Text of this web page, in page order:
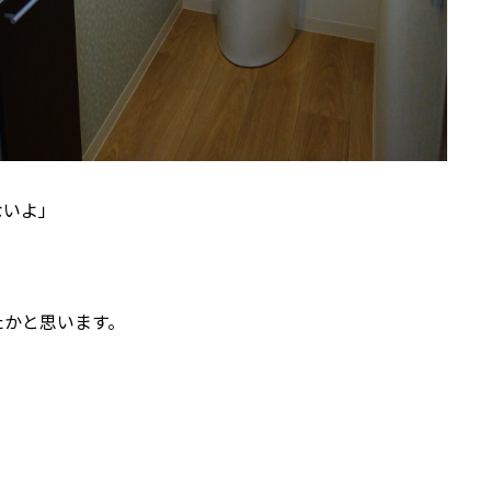
よ」
と思います。